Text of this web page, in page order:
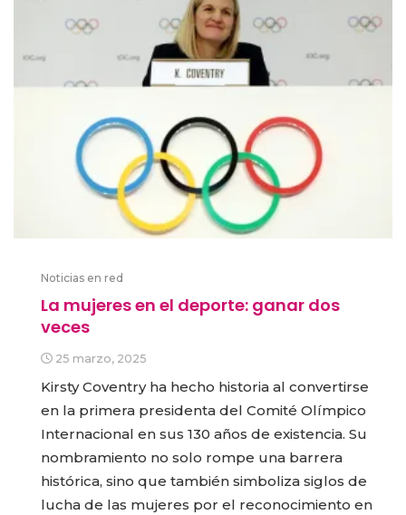
Noticias en red
La mujeres en el deporte: ganar dos
veces
25 marzo, 2025
Kirsty Coventry ha hecho historia al convertirse
en la primera presidenta del Comité Olímpico
Internacional en sus 130 años de existencia. Su
nombramiento no solo rompe una barrera
histórica, sino que también simboliza siglos de
lucha de las mujeres por el reconocimiento en